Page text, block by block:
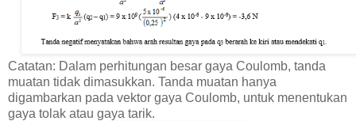
Catatan: Dalam perhitungan besar gaya Coulomb, tanda
muatan tidak dimasukkan. Tanda muatan hanya
digambarkan pada vektor gaya Coulomb, untuk menentukan
gaya tolak atau gaya tarik.